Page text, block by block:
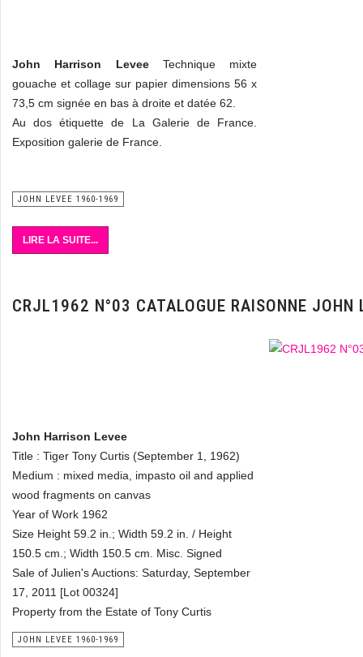
John Harrison LeveeTechnique mixte
gouache et collage sur papier dimensions 56 x
73,5 cm signée en bas à droite et datée 62.
Au dos étiquette de La Galerie de France.
Exposition galerie de France.
JOHN LEVEE 1960-1969
LIRE LA SUITE...
CRJL1962 N°03 CATALOGUE RAISONNE JOHN
John Harrison Levee
Title : Tiger Tony Curtis (September 1, 1962)
Medium : mixed media, impasto oil and applied
wood fragments on canvas
Year of Work 1962
Size Height 59.2 in.; Width 59.2 in. / Height
150.5 cm.; Width 150.5 cm. Misc. Signed
Sale of Julien's Auctions: Saturday, September
17, 2011 [Lot 00324]
Property from the Estate of Tony Curtis
JOHN LEVEE 1960-1969